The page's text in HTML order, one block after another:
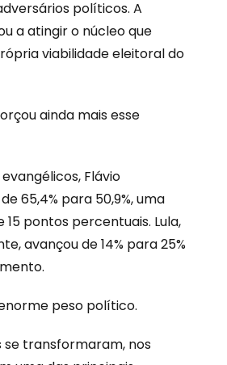
políticos. A
a atingir o núcleo que
viabilidade eleitoral do
ainda mais esse
Flávio
65,4% para 50,9%, uma
15 pontos percentuais. Lula,
avançou de 14% para 25%
peso político.
se transformaram, nos